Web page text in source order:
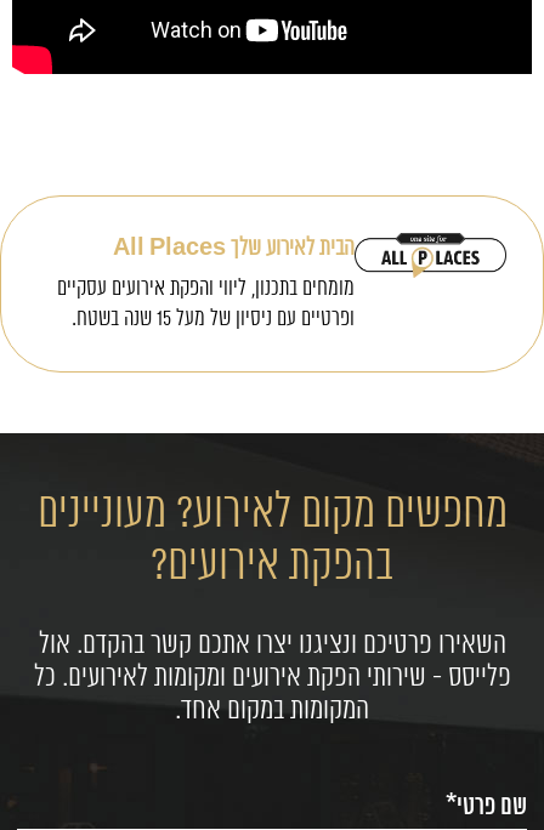
הבית לאירוע שלך All Places
מומחים בתכנון, ליווי והפקת אירועים עסקיים
ופרטיים עם ניסיון של מעל 15 שנה בשטח.
מחפשים מקום לאירוע? מעוניינים
בהפקת אירועים?
השאירו פרטיכם ונציגנו יצרו אתכם קשר בהקדם. אול
פלייסס - שירותי הפקת אירועים ומקומות לאירועים. כל
המקומות במקום אחד.